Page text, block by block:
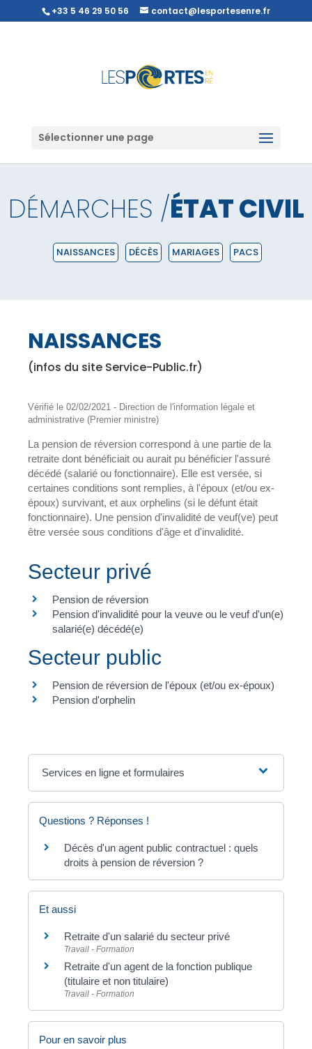
+33 5 46 29 50 56 contact@lesportesenre.fr
Sélectionner une page
DÉMARCHES /ÉTAT CIVIL
NAISSANCES DÉCÈS MARIAGES PACS
NAISSANCES
(infos du site Service-Public.fr)
Vérifié le 02/02/2021 - Direction de l'information légale et
administrative (Premier ministre)
La pension de réversion correspond à une partie de la
retraite dont bénéficiait ou aurait pu bénéficier l'assuré
décédé (salarié ou fonctionnaire). Elle est versée, si
certaines conditions sont remplies, à l'époux (et/ou ex-
époux) survivant, et aux orphelins (si le défunt était
fonctionnaire). Une pension d'invalidité de veuf(ve) peut
être versée sous conditions d'âge et d'invalidité.
Secteur privé
Pension de réversion
Pension d'invalidité pour la veuve ou le veuf d'un(e)
salarié(e) décédé(e)
Secteur public
Pension de réversion de l'époux (et/ou ex-époux)
Pension d'orphelin
Services en ligne et formulaires
Questions ? Réponses !
Décès d'un agent public contractuel : quels
droits à pension de réversion ?
Et aussi
Retraite d'un salarié du secteur privé
Travail - Formation
Retraite d'un agent de la fonction publique
(titulaire et non titulaire)
Travail - Formation
Pour en savoir plus